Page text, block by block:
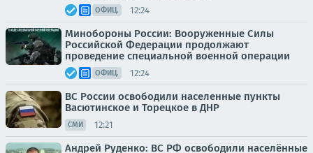
ОФИЦ. 12:24
Минобороны России: Вооруженные Силы
Российской Федерации продолжают
проведение специальной военной операции
ОФИЦ. 12:24
ВС России освободили населенные пункты
Васютинское и Торецкое в ДНР
СМИ 12:21
Андрей Руденко: ВС РФ освободили населённые